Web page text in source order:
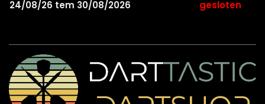
24/08/26 tem 30/08/2026
gesloten